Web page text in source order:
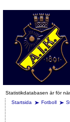
Statistikdatabasen är för
Startsida
Fotboll